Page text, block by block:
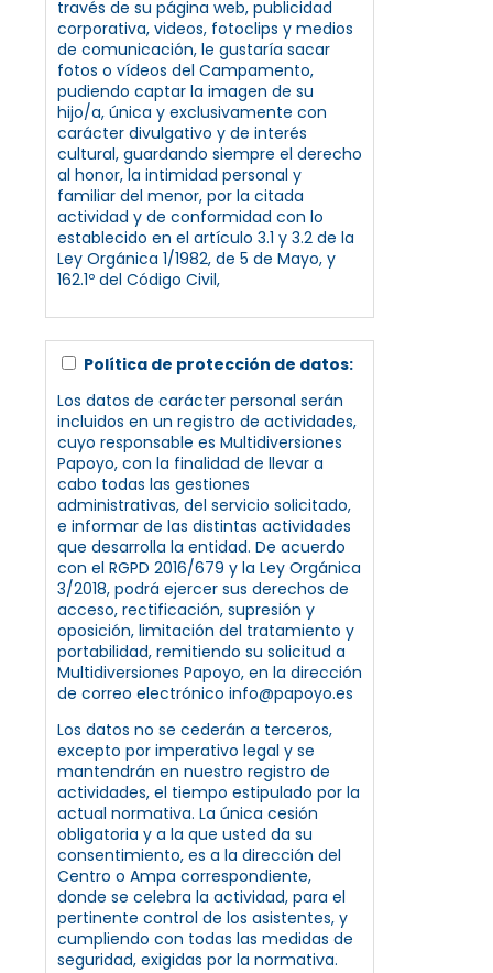
través de su página web, publicidad
corporativa, videos, fotoclips y medios
de comunicación, le gustaría sacar
fotos o vídeos del Campamento,
pudiendo captar la imagen de su
hijo/a, única y exclusivamente con
carácter divulgativo y de interés
cultural, guardando siempre el derecho
al honor, la intimidad personal y
familiar del menor, por la citada
actividad y de conformidad con lo
establecido en el artículo 3.1 y 3.2 de la
Ley Orgánica 1/1982, de 5 de Mayo, y
162.1º del Código Civil,
Política de protección de datos:
Los datos de carácter personal serán
incluidos en un registro de actividades,
cuyo responsable es Multidiversiones
Papoyo, con la finalidad de llevar a
cabo todas las gestiones
administrativas, del servicio solicitado,
e informar de las distintas actividades
que desarrolla la entidad. De acuerdo
con el RGPD 2016/679 y la Ley Orgánica
3/2018, podrá ejercer sus derechos de
acceso, rectificación, supresión y
oposición, limitación del tratamiento y
portabilidad, remitiendo su solicitud a
Multidiversiones Papoyo, en la dirección
de correo electrónico info@papoyo.es
Los datos no se cederán a terceros,
excepto por imperativo legal y se
mantendrán en nuestro registro de
actividades, el tiempo estipulado por la
actual normativa. La única cesión
obligatoria y a la que usted da su
consentimiento, es a la dirección del
Centro o Ampa correspondiente,
donde se celebra la actividad, para el
pertinente control de los asistentes, y
cumpliendo con todas las medidas de
seguridad, exigidas por la normativa.